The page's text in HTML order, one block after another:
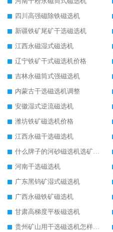
四川高强磁除铁磁选机
新疆铁矿尾矿干选磁选机
江西永磁湿式磁选机
辽宁铁矿干式磁选机价格
吉林永磁筒式强磁选机
内蒙古干选磁选机调整
安徽湿式逆流磁选机
潍坊铁矿磁选机价格
江西永磁干选磁选机
什么牌子的河砂磁选机选矿效果好
河南干选磁选机
广东黑钨矿湿式磁选机
广西永磁铁矿磁选机
甘肃高梯度平板磁选机
贵州矿山用干选磁选机怎样调磁